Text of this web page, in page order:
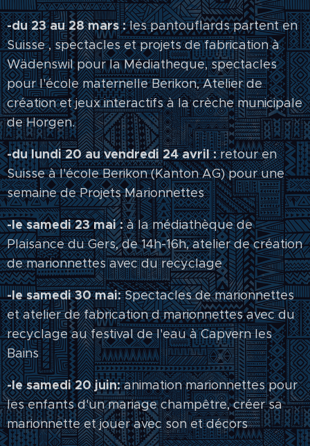
-du 23 au 28 mars :les pantouflards partent en
Suisse , spectacles et projets de fabrication à
Wädenswil pour la Médiatheque, spectacles
pour l'école maternelle Berikon, Atelier de
création et jeux interactifs à la crèche municipale
de Horgen.
-du lundi 20 au vendredi 24 avril :retour en
Suisse à l'école Berikon (Kanton AG) pour une
semaine de Projets Marionnettes
-le samedi 23 mai :à la médiathèque de
Plaisance du Gers, de 14h-16h, atelier de création
de marionnettes avec du recyclage
-le samedi 30 mai:Spectacles de marionnettes
et atelier de fabrication d marionnettes avec du
recyclage au festival de l'eau à Capvern les
Bains
-le samedi 20 juin:animation marionnettes pour
les enfants d'un mariage champêtre, créer sa
marionnette et jouer avec son et décors